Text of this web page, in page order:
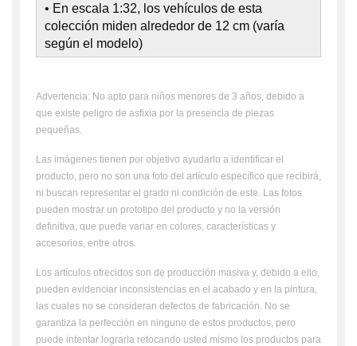
• En escala 1:32, los vehículos de esta
colección miden alrededor de 12 cm (varía
según el modelo)
Advertencia: No apto para niños menores de 3 años, debido a
que existe peligro de asfixia por la presencia de piezas
pequeñas.
Las imágenes tienen por objetivo ayudarlo a identificar el
producto, pero no son una foto del artículo específico que recibirá,
ni buscan representar el grado ni condición de este. Las fotos
pueden mostrar un prototipo del producto y no la versión
definitiva, que puede variar en colores, características y
accesorios, entre otros.
Los artículos ofrecidos son de producción masiva y, debido a ello,
pueden evidenciar inconsistencias en el acabado y en la pintura,
las cuales no se consideran defectos de fabricación. No se
garantiza la perfección en ninguno de estos productos, pero
puede intentar lograrla retocando usted mismo los productos para